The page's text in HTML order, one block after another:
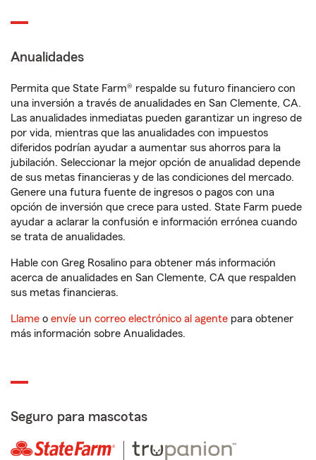
Anualidades
Permita que State Farm® respalde su futuro financiero con
una inversión a través de anualidades en San Clemente, CA.
Las anualidades inmediatas pueden garantizar un ingreso de
por vida, mientras que las anualidades con impuestos
diferidos podrían ayudar a aumentar sus ahorros para la
jubilación. Seleccionar la mejor opción de anualidad depende
de sus metas financieras y de las condiciones del mercado.
Genere una futura fuente de ingresos o pagos con una
opción de inversión que crece para usted. State Farm puede
ayudar a aclarar la confusión e información errónea cuando
se trata de anualidades.
Hable con Greg Rosalino para obtener más información
acerca de anualidades en San Clemente, CA que respalden
sus metas financieras.
Llame o envíe un correo electrónico al agente para obtener
más información sobre Anualidades.
Seguro para mascotas